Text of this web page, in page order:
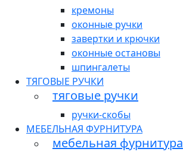
кремоны
оконные ручки
завертки и крючки
оконные остановы
шпингалеты
ТЯГОВЫЕ РУЧКИ
тяговые ручки
ручки-скобы
МЕБЕЛЬНАЯ ФУРНИТУРА
мебельная фурнитура